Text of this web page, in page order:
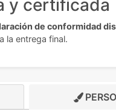
y certificada
de conformidad
la entrega final.